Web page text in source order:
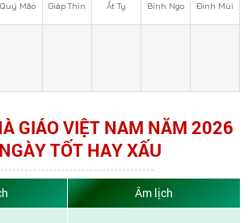
Quý Mão Giáp Thìn Ất Tỵ Bính Ngọ Đinh Mùi
GIÁO VIỆT NAM NĂM 2026
TỐT HAY XẤU
Âm lịch